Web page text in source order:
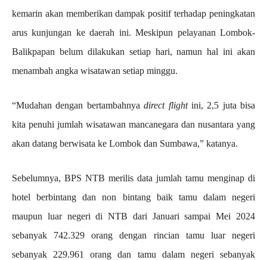
kemarin akan memberikan dampak positif terhadap peningkatan
arus kunjungan ke daerah ini. Meskipun pelayanan Lombok-
Balikpapan belum dilakukan setiap hari, namun hal ini akan
menambah angka wisatawan setiap minggu.
“Mudahan dengan bertambahnyadirect flightini, 2,5 juta bisa
kita penuhi jumlah wisatawan mancanegara dan nusantara yang
akan datang berwisata ke Lombok dan Sumbawa,” katanya.
Sebelumnya, BPS NTB merilis data jumlah tamu menginap di
hotel berbintang dan non bintang baik tamu dalam negeri
maupun luar negeri di NTB dari Januari sampai Mei 2024
sebanyak 742.329 orang dengan rincian tamu luar negeri
sebanyak 229.961 orang dan tamu dalam negeri sebanyak